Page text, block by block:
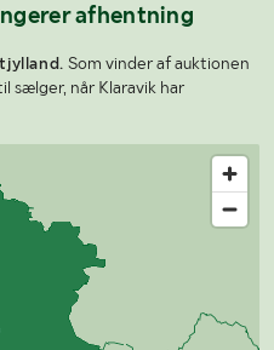
afhentning
Som vinder af auktionen
sælger, når Klaravik har